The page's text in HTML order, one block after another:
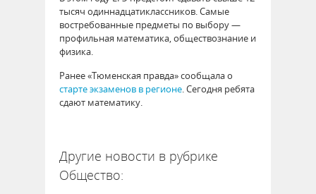
тысяч одиннадцатиклассников. Самые
востребованные предметы по выбору —
профильная математика, обществознание и
физика.
Ранее «Тюменская правда» сообщала о
старте экзаменов в регионе. Сегодня ребята
сдают математику.
Другие новости в рубрике
Общество: